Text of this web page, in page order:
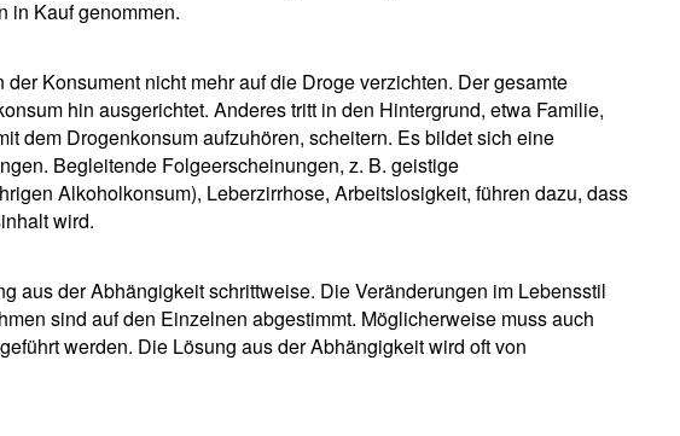
in Kauf genommen.
Konsument nicht mehr auf die Droge verzichten. Der gesamte
hin ausgerichtet. Anderes tritt in den Hintergrund, etwa Familie,
dem Drogenkonsum aufzuhören, scheitern. Es bildet sich eine
Begleitende Folgeerscheinungen, z. B. geistige
Alkoholkonsum), Leberzirrhose, Arbeitslosigkeit, führen dazu, dass
wird.
aus der Abhängigkeit schrittweise. Die Veränderungen im Lebensstil
sind auf den Einzelnen abgestimmt. Möglicherweise muss auch
werden. Die Lösung aus der Abhängigkeit wird oft von